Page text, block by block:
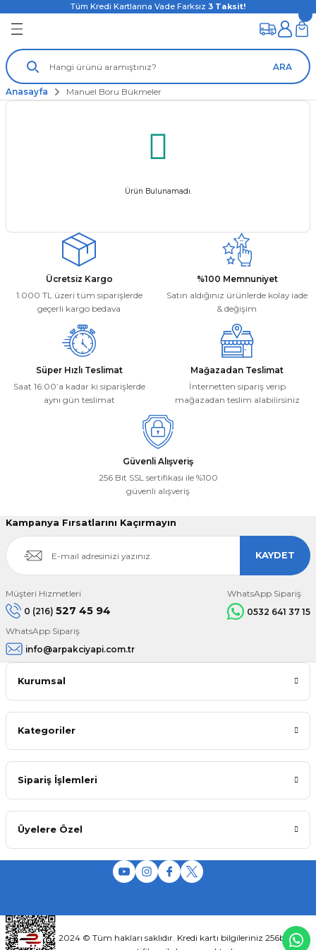
Tüm Kredi Kartlarına Vade Farksız 3 Taksit!
ARA
Anasayfa Manuel Boru Bükmeler
Ürün Bulunamadı.
Ücretsiz Kargo
1.000 TL üzeri tüm siparişlerde
geçerli kargo bedava
%100 Memnuniyet
Satın aldığınız ürünlerde kolay iade
& değişim
Süper Hızlı Teslimat
Saat 16:00’a kadar ki siparişlerde
aynı gün teslimat
Mağazadan Teslimat
İnternetten sipariş verip
mağazadan teslim alabilirsiniz
Güvenli Alışveriş
256 Bit SSL sertifikası ile %100
güvenli alışveriş
Kampanya Fırsatlarını Kaçırmayın
KAYDET
Müşteri Hizmetleri
0 (216) 527 45 94
WhatsApp Sipariş
0532 641 37 15
WhatsApp Sipariş
info@arpakciyapi.com.tr
Kurumsal
Kategoriler
Sipariş İşlemleri
Üyelere Özel
2024 © Tüm hakları saklıdır. Kredi kartı bilgileriniz 256bit SSL